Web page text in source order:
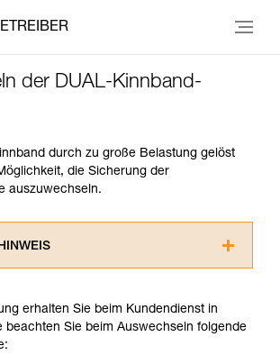
der DUAL-Kinnband-
durch zu große Belastung gelöst
die Sicherung der
auszuwechseln.
durch, bevor Sie diesen zu Rate
Um diese Zusatzinformationen
zu können, müssen Sie zuerst die in
erhalten Sie beim Kundendienst in
beachten Sie beim Auswechseln folgende